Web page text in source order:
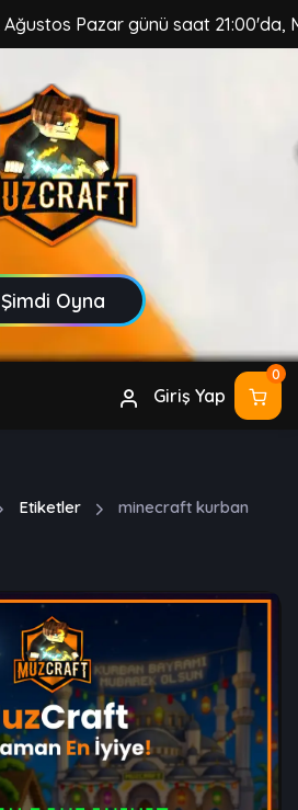
Pazar günü saat 21:00'da,
Şimdi Oyna
Giriş Yap
0
Etiketler minecraft kurban